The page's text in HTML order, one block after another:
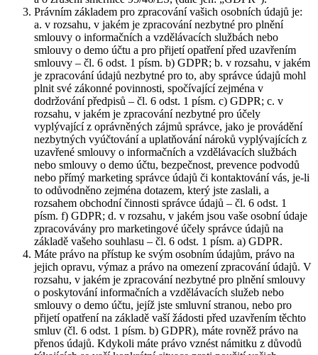
Právním základem pro zpracování vašich osobních údajů je:
a. v rozsahu, v jakém je zpracování nezbytné pro plnění
smlouvy o informačních a vzdělávacích službách nebo
smlouvy o demo účtu a pro přijetí opatření před uzavřením
smlouvy – čl. 6 odst. 1 písm. b) GDPR; b. v rozsahu, v jakém
je zpracování údajů nezbytné pro to, aby správce údajů mohl
plnit své zákonné povinnosti, spočívající zejména v
dodržování předpisů – čl. 6 odst. 1 písm. c) GDPR; c. v
rozsahu, v jakém je zpracování nezbytné pro účely
vyplývající z oprávněných zájmů správce, jako je provádění
nezbytných vyúčtování a uplatňování nároků vyplývajících z
uzavřené smlouvy o informačních a vzdělávacích službách
nebo smlouvy o demo účtu, bezpečnost, prevence podvodů
nebo přímý marketing správce údajů či kontaktování vás, je-li
to odůvodněno zejména dotazem, který jste zaslali, a
rozsahem obchodní činnosti správce údajů – čl. 6 odst. 1
písm. f) GDPR; d. v rozsahu, v jakém jsou vaše osobní údaje
zpracovávány pro marketingové účely správce údajů na
základě vašeho souhlasu – čl. 6 odst. 1 písm. a) GDPR.
Máte právo na přístup ke svým osobním údajům, právo na
jejich opravu, výmaz a právo na omezení zpracování údajů. V
rozsahu, v jakém je zpracování nezbytné pro plnění smlouvy
o poskytování informačních a vzdělávacích služeb nebo
smlouvy o demo účtu, jejíž jste smluvní stranou, nebo pro
přijetí opatření na základě vaší žádosti před uzavřením těchto
smluv (čl. 6 odst. 1 písm. b) GDPR), máte rovněž právo na
přenos údajů. Kdykoli máte právo vznést námitku z důvodů